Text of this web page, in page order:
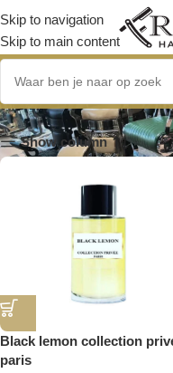
Skip to navigation
Skip to main content
Parfums
Show column
Black lemon collection
paris